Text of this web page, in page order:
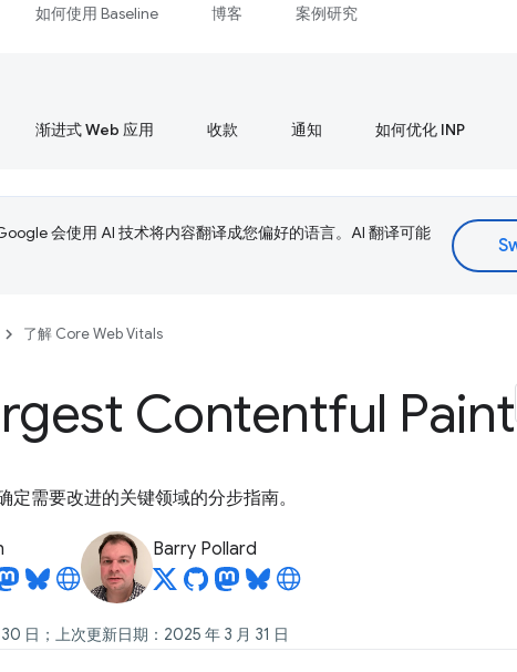
如何使用 Baseline 博客 案例研究
渐进式 Web 应用 收款 通知 如何优化 INP
会使用 AI 技术将内容翻译成您偏好的语言。AI 翻译可能
了解 Core Web Vitals
Contentful Paint
定需要改进的关键领域的分步指南。
Barry Pollard
日；上次更新日期：2025 年 3 月 31 日